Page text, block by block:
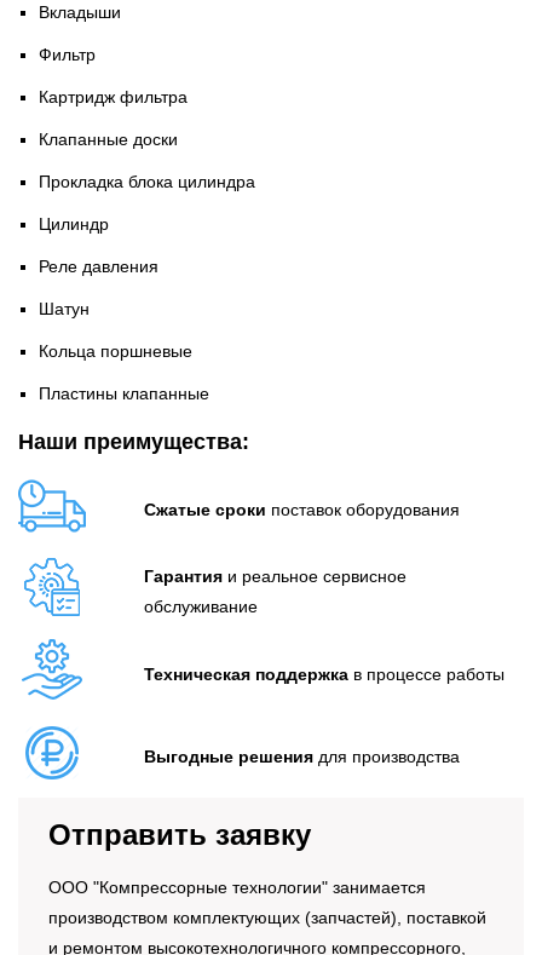
Вкладыши
Фильтр
Картридж фильтра
Клапанные доски
Прокладка блока цилиндра
Цилиндр
Реле давления
Шатун
Кольца поршневые
Пластины клапанные
Наши преимущества:
Сжатые сроки поставок оборудования
Гарантия и реальное сервисное
обслуживание
Техническая поддержка в процессе работы
Выгодные решения для производства
Отправить заявку
OOO "Компрессорные технологии" занимается
производством комплектующих (запчастей), поставкой
и ремонтом высокотехнологичного компрессорного,